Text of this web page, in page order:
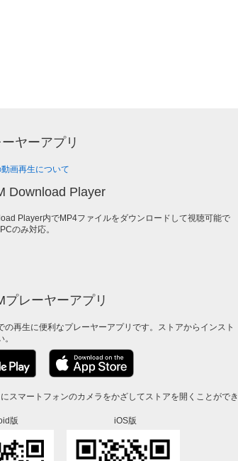
ヤーアプリ
画再生について
Download Player
Player内でMP4ファイルをダウンロードして視聴可能で
のみ対応。
プレーヤーアプリ
の再生に便利なプレーヤーアプリです。ストアからインスト
スマートフォンのカメラをかざしてストアを開くことができ
版
iOS版